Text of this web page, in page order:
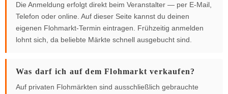
Die Anmeldung erfolgt direkt beim Veranstalter — per E-Mail,
Telefon oder online. Auf dieser Seite kannst du deinen
eigenen Flohmarkt-Termin eintragen. Frühzeitig anmelden
lohnt sich, da beliebte Märkte schnell ausgebucht sind.
Was darf ich auf dem Flohmarkt verkaufen?
Auf privaten Flohmärkten sind ausschließlich gebrauchte